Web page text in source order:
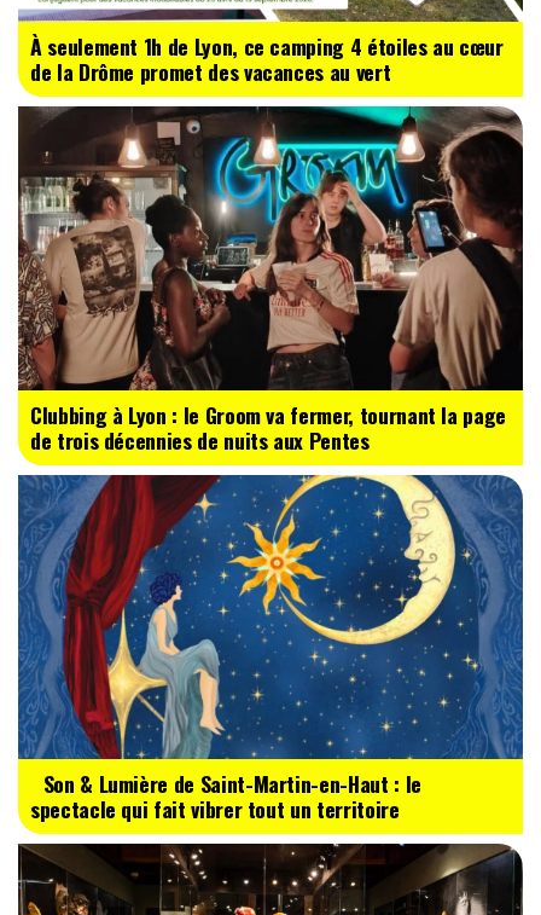
À seulement 1h de Lyon, ce camping 4 étoiles au cœur
de la Drôme promet des vacances au vert
Clubbing à Lyon : le Groom va fermer, tournant la page
de trois décennies de nuits aux Pentes
Son & Lumière de Saint-Martin-en-Haut : le
spectacle qui fait vibrer tout un territoire